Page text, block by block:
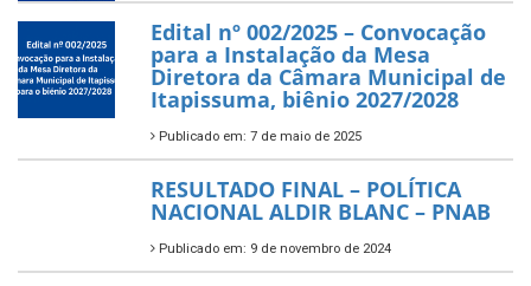
Edital nº 002/2025 – Convocação
para a Instalação da Mesa
Diretora da Câmara Municipal de
Itapissuma, biênio 2027/2028
Publicado em: 7 de maio de 2025
RESULTADO FINAL – POLÍTICA
NACIONAL ALDIR BLANC – PNAB
Publicado em: 9 de novembro de 2024